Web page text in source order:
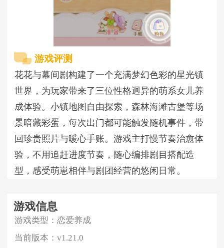
游戏评测
花花与幕间剧构建了一个充满梦幻色彩的星光镇
世界，为玩家带来了三位性格迥异的萌系女儿养
成体验。小镇地图自由探索，森林海滩古堡等场
景暗藏彩蛋，每次出门都可能触发随机事件，带
回珍贵照片与暖心手账。游戏主打慢节奏治愈体
验，不用追赶进度节奏，随心编排剧目搭配造
型，感受萌崽相伴与剧团经营的悠闲日常。
游戏信息
游戏类型：恋爱养成
当前版本：v1.21.0